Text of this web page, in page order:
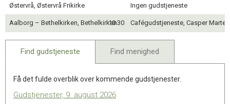
Østervrå, Østervrå Frikirke Ingen gudstjeneste
Aalborg – Bethelkirken, Bethelkirken10.30 Cafégudstjeneste, Casper
Find gudstjeneste Find menighed
Få det fulde overblik over kommende gudstjenester.
Gudstjenester, 9. august 2026